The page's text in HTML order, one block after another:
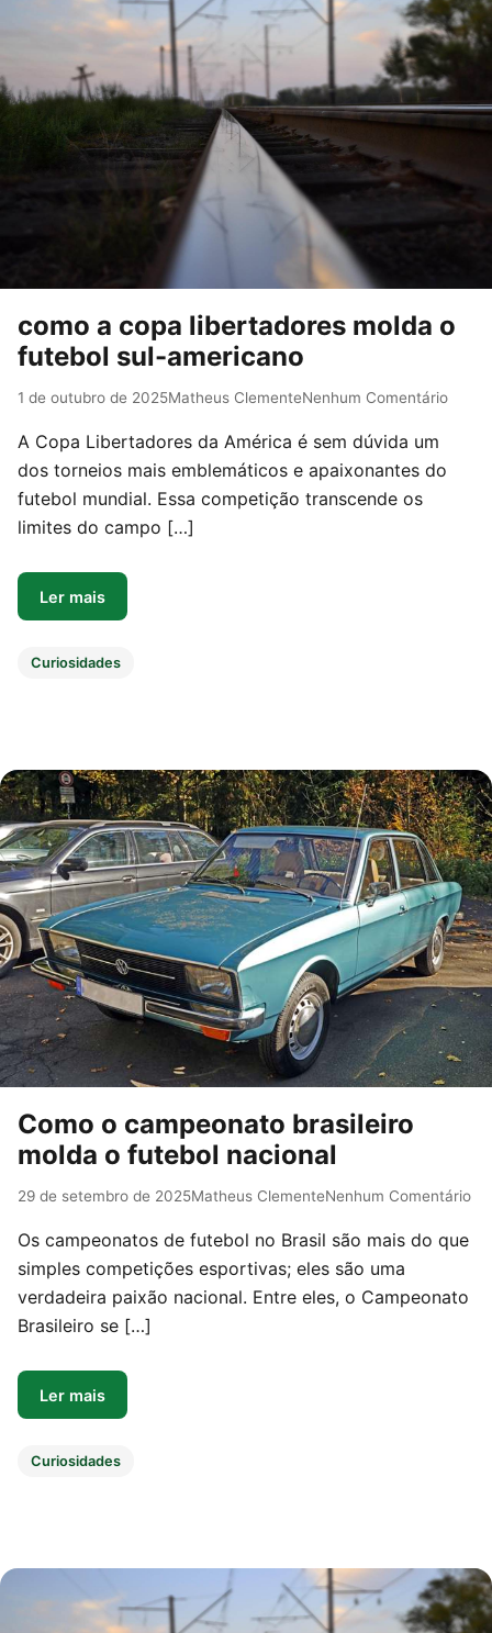
como a copa libertadores molda o
futebol sul-americano
1 de outubro de 2025Matheus ClementeNenhum Comentário
A Copa Libertadores da América é sem dúvida um
dos torneios mais emblemáticos e apaixonantes do
futebol mundial. Essa competição transcende os
limites do campo […]
Ler mais
Curiosidades
Como o campeonato brasileiro
molda o futebol nacional
29 de setembro de 2025Matheus ClementeNenhum Comentário
Os campeonatos de futebol no Brasil são mais do que
simples competições esportivas; eles são uma
verdadeira paixão nacional. Entre eles, o Campeonato
Brasileiro se […]
Ler mais
Curiosidades